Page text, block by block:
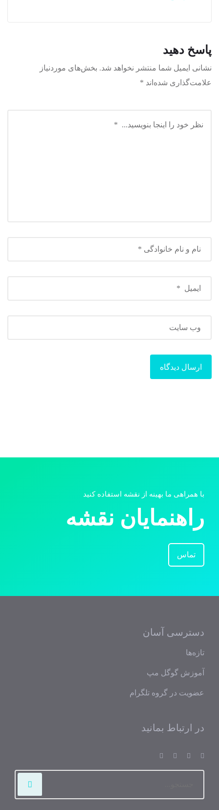
پاسخ دهید
نشانی ایمیل شما منتشر نخواهد شد. بخش‌های موردنیاز
علامت‌گذاری شده‌اند *
با همراهی ما بهینه از نقشه استفاده کنید
راهنمایان نقشه
تماس
دسترسی آسان
تازه‌ها
آموزش گوگل مپ
عضویت در گروه تلگرام
در ارتباط بمانید